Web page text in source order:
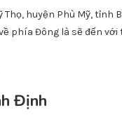
huyện Phù Mỹ, tỉnh
phía Đông là sẽ đến
Định